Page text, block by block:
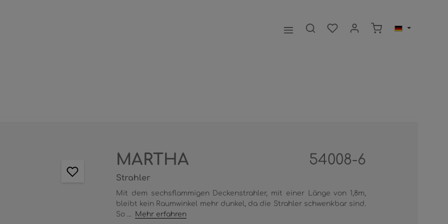
MARTHA 54008-6
Strahler
Mit dem sechsflammigen Deckenstrahler, mit einer Länge von 1,8m,
bleibt kein Raumwinkel mehr dunkel, da die Strahler schwenkbar sind.
So ...
Mehr erfahren